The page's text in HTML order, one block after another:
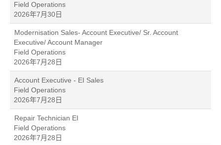
Field Operations
2026年7月30日
Modernisation Sales- Account Executive/ Sr. Account
Executive/ Account Manager
Field Operations
2026年7月28日
Account Executive - EI Sales
Field Operations
2026年7月28日
Repair Technician EI
Field Operations
2026年7月28日